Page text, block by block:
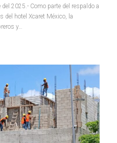
2025.- Como parte del respaldo a
del hotel Xcaret México, la
y…